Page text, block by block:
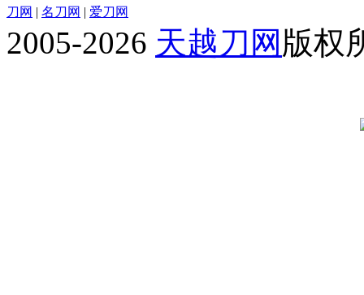
刀网 | 名刀网 | 爱刀网
2005-2026 天越刀网 版权